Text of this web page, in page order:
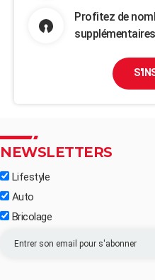
Profitez de
NEWSLETTERS
Lifestyle
Auto
Bricolage